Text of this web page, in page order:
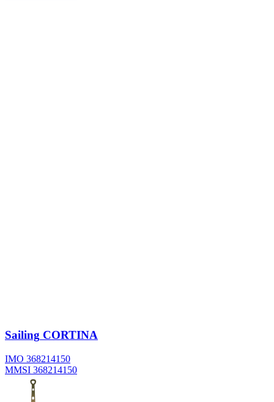
Sailing CORTINA
IMO 368214150
MMSI 368214150